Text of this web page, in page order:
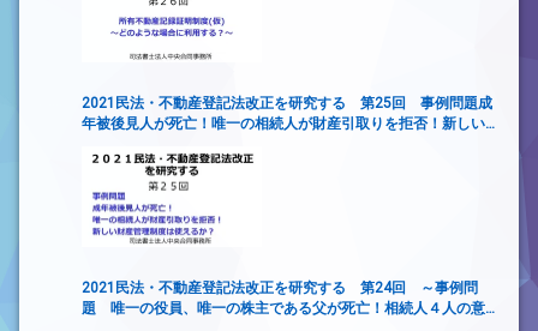
2021民法・不動産登記法改正を研究する 第25回 事例問題成
年被後見人が死亡！唯一の相続人が財産引取りを拒否！新しい
2021民法・不動産登記法改正を研究する 第24回 ～事例問
題 唯一の役員、唯一の株主である父が死亡！相続人４人の意